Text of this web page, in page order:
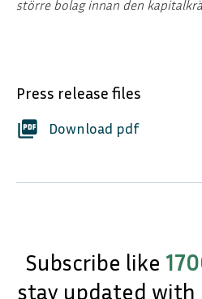
större bolag innan den
Press release files
picture_as_pdf Download pdf
Subscribe like
stay updated